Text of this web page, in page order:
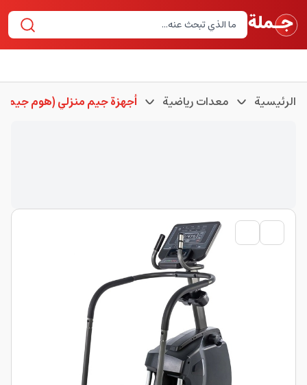
الرئيسية معدات رياضية أجهزة جيم منزلي (هوم جيم)